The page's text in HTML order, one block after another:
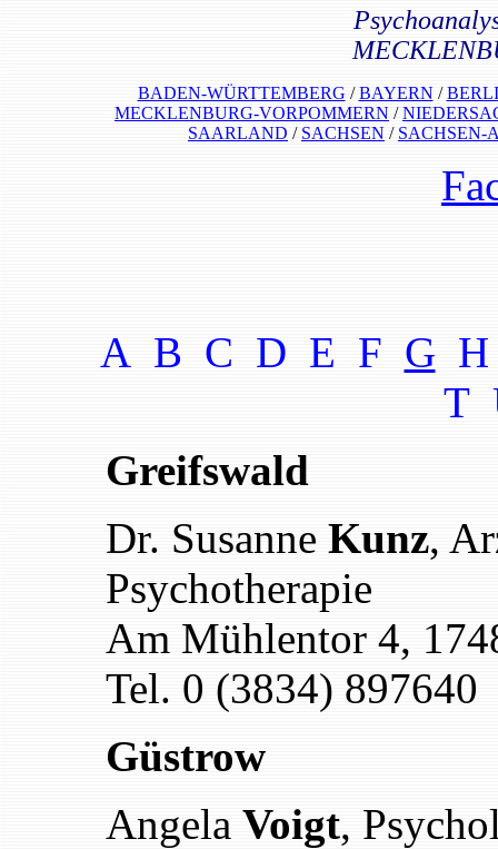
BADEN-WÜRTTEMBERG /BAYERN/
MECKLENBURG-VORPOMMERN /
SAARLAND / SACHSEN / SACHSEN-
A B C D E F G
T
Greifswald
Dr. Susanne Kunz,
Psychotherapie
Am Mühlentor 4,
Tel. 0 (3834) 897640
Güstrow
Angela Voigt,